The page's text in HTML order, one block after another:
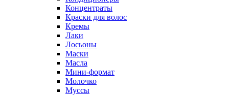
Концентраты
Краски для волос
Кремы
Лаки
Лосьоны
Маски
Масла
Мини-формат
Молочко
Муссы